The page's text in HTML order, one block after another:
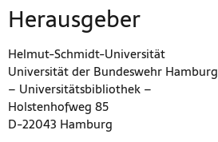
Herausgeber
Helmut-Schmidt-Universität
Universität der Bundeswehr Hamburg
– Universitätsbibliothek –
Holstenhofweg 85
D-22043 Hamburg